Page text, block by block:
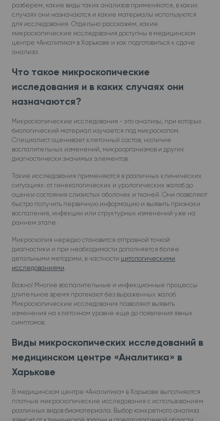
разберем, какие виды таких анализов применяются, в каких
случаях они назначаются и какие материалы используются
для исследования. Отдельно расскажем, какие
микроскопические исследования доступны в медицинском
центре «Аналитика» в Харькове и как подготовиться к сдаче
анализа.
Что такое микроскопические
исследования и в каких случаях они
назначаются?
Микроскопические исследования - это анализы, при которых
биологический материал изучается под микроскопом.
Специалист оценивает клеточный состав, наличие
воспалительных изменений, микроорганизмов и других
диагностически значимых элементов.
Такие исследования применяются в различных клинических
ситуациях: от гинекологических и урологических жалоб до
оценки состояния слизистых оболочек и тканей. Они позволяют
быстро получить первичную информацию и выявить признаки
воспаления, инфекции или структурных изменений уже на
раннем этапе.
Микроскопия нередко становится отправной точкой
диагностики и при необходимости дополняется более
детальными методами, в частности цитологическими
исследованиями.
Важно! Многие воспалительные и инфекционные процессы
длительное время протекают без выраженных жалоб.
Микроскопические исследования позволяют выявить
изменения на клеточном уровне еще до появления явных
симптомов.
Виды микроскопических исследований в
медицинском центре «Аналитика» в
Харькове
В медицинском центре «Аналитика» в Харькове выполняются
платные микроскопические исследования с использованием
различных видов биоматериала. Выбор конкретного анализа